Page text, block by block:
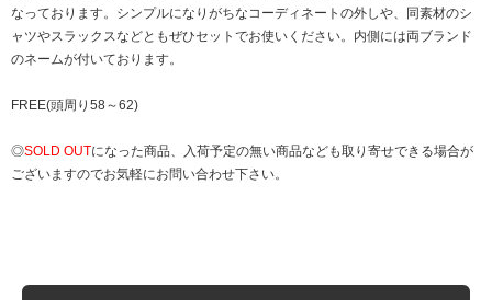
なっております。シンプルになりがちなコーディネートの外しや、同素材のシ
ャツやスラックスなどともぜひセットでお使いください。内側には両ブランド
のネームが付いております。
FREE(頭周り58～62)
◎SOLD OUTになった商品、入荷予定の無い商品なども取り寄せできる場合が
ございますのでお気軽にお問い合わせ下さい。